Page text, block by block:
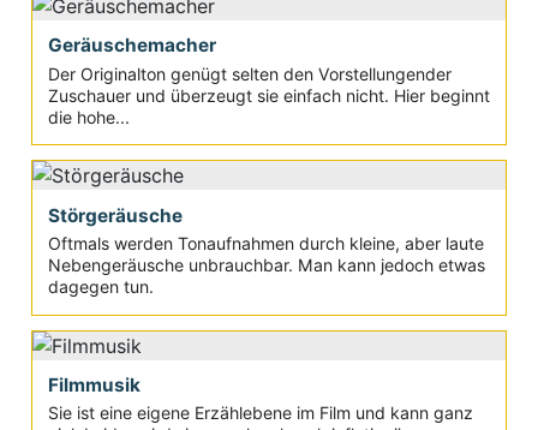
Geräuschemacher
Der Originalton genügt selten den Vorstellungender
Zuschauer und überzeugt sie einfach nicht. Hier beginnt
die hohe...
Störgeräusche
Oftmals werden Tonaufnahmen durch kleine, aber laute
Nebengeräusche unbrauchbar. Man kann jedoch etwas
dagegen tun.
Filmmusik
Sie ist eine eigene Erzählebene im Film und kann ganz